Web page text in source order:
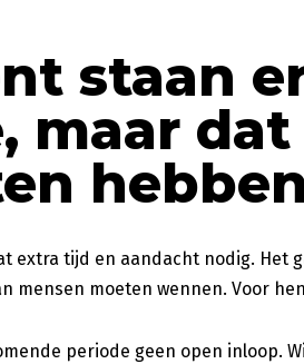
staan
maar
extra tijd en aandacht nodig. Het
mensen moeten wennen. Voor
periode geen open inloop.